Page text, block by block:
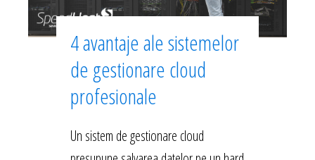
4 avantaje ale sistemelor
de gestionare cloud
profesionale
Un sistem de gestionare cloud